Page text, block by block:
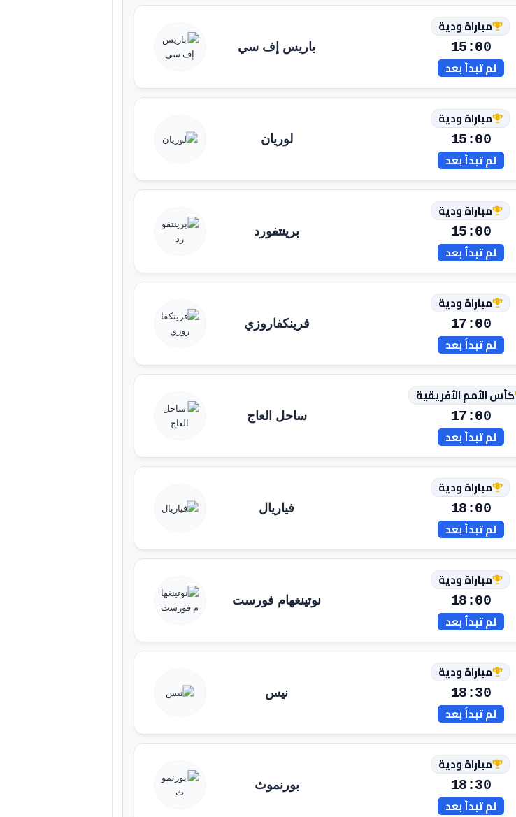
مباراة ودية
15:00
لم تبدأ بعد
باريس إف سي
مباراة ودية
15:00
لم تبدأ بعد
لوريان
مباراة ودية
15:00
لم تبدأ بعد
برينتفورد
مباراة ودية
17:00
لم تبدأ بعد
فرينكفاروزي
كأس الأمم الأفريقية
17:00
لم تبدأ بعد
ساحل العاج
مباراة ودية
18:00
لم تبدأ بعد
فياريال
مباراة ودية
18:00
لم تبدأ بعد
نوتينغهام فورست
مباراة ودية
18:30
لم تبدأ بعد
نيس
مباراة ودية
18:30
لم تبدأ بعد
بورنموث